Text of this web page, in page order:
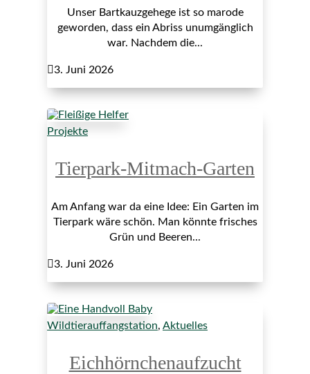
Unser Bartkauzgehege ist so marode
geworden, dass ein Abriss unumgänglich
war. Nachdem die...
3. Juni 2026
Projekte
Tierpark-Mitmach-Garten
Am Anfang war da eine Idee: Ein Garten im
Tierpark wäre schön. Man könnte frisches
Grün und Beeren...
3. Juni 2026
Wildtierauffangstation, Aktuelles
Eichhörnchenaufzucht